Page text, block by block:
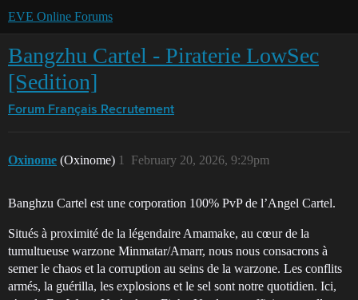
EVE Online Forums
Bangzhu Cartel - Piraterie LowSec
[Sedition]
Forum Français Recrutement
Oxinome (Oxinome) February 20, 2026, 9:29pm
1
Banghzu Cartel est une corporation 100% PvP de l’Angel Cartel.
Situés à proximité de la légendaire Amamake, au cœur de la
tumultueuse warzone Minmatar/Amarr, nous nous consacrons à
semer le chaos et la corruption au seins de la warzone. Les conflits
armés, la guérilla, les explosions et le sel sont notre quotidien. Ici,